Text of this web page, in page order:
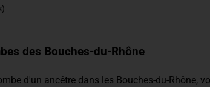
des Bouches-du-Rhône
d'un ancêtre dans les Bouches-du-Rhône,